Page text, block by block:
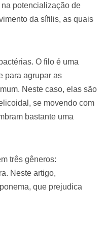
potencialização de
da sífilis, as quais
O filo é uma
para agrupar as
Neste caso, elas são
se movendo com
bastante uma
três gêneros:
Neste artigo,
que prejudica